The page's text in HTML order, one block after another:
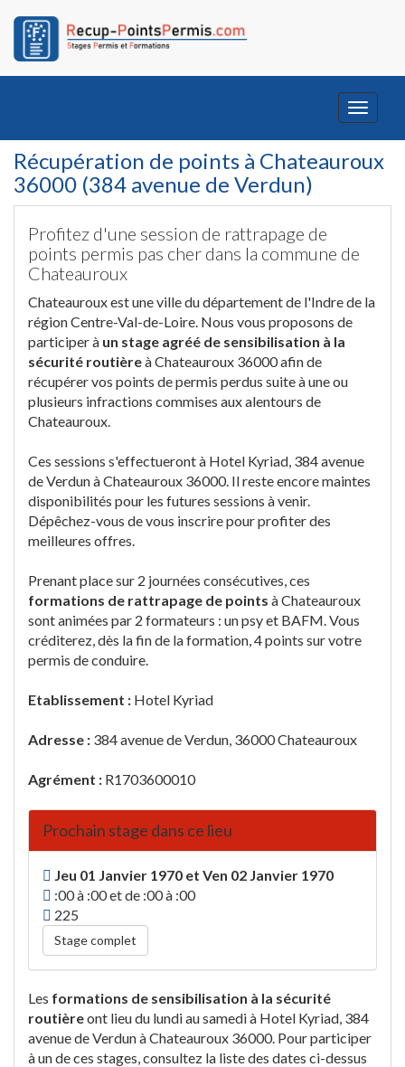
Toggle
Récupération de points à Chateauroux
36000 (384 avenue de Verdun)
Profitez d'une session de rattrapage de
points permis pas cher dans la commune de
Chateauroux
Chateauroux est une ville du département de l'Indre de la
région Centre-Val-de-Loire. Nous vous proposons de
participer à un stage agréé de sensibilisation à la
sécurité routièreà Chateauroux 36000 afin de
récupérer vos points de permis perdus suite à une ou
plusieurs infractions commises aux alentours de
Chateauroux.
Ces sessions s'effectueront à Hotel Kyriad, 384 avenue
de Verdun à Chateauroux 36000. Il reste encore maintes
disponibilités pour les futures sessions à venir.
Dépêchez-vous de vous inscrire pour profiter des
meilleures offres.
Prenant place sur 2 journées consécutives, ces
formations de rattrapage de points à Chateauroux
sont animées par 2 formateurs : un psy et BAFM. Vous
créditerez, dès la fin de la formation, 4 points sur votre
permis de conduire.
Etablissement : Hotel Kyriad
Adresse : 384 avenue de Verdun, 36000 Chateauroux
Agrément : R1703600010
Prochain stage dans ce lieu
Jeu 01 Janvier 1970 et Ven 02 Janvier 1970
:00 à :00 et de :00 à :00
225
Stage complet
Les formations de sensibilisation à la sécurité
routièreont lieu du lundi au samedi à Hotel Kyriad, 384
avenue de Verdun à Chateauroux 36000. Pour participer
à un de ces stages, consultez la liste des dates ci-dessus